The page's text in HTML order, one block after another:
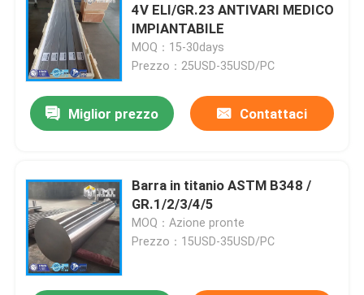
4V ELI/GR.23 ANTIVARI MEDICO
IMPIANTABILE
MOQ：15-30days
Prezzo：25USD-35USD/PC
Miglior prezzo Contattaci
Barra in titanio ASTM B348 /
GR.1/2/3/4/5
MOQ：Azione pronte
Prezzo：15USD-35USD/PC